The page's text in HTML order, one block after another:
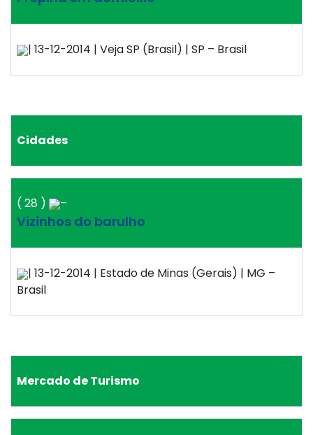
| 13-12-2014 | Veja SP (Brasil) | SP – Brasil
Cidades
( 28 ) –
Vizinhos do barulho
| 13-12-2014 | Estado de Minas (Gerais) | MG –
Brasil
Mercado de Turismo